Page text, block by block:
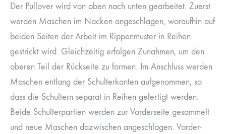
Der Pullover wird von oben nach unten gearbeitet. Zuerst
werden Maschen im Nacken angeschlagen, woraufhin auf
beiden Seiten der Arbeit im Rippenmuster in Reihen
gestrickt wird. Gleichzeitig erfolgen Zunahmen, um den
oberen Teil der Rückseite zu formen. Im Anschluss werden
Maschen entlang der Schulterkanten aufgenommen, so
dass die Schultern separat in Reihen gefertigt werden.
Beide Schulterpartien werden zur Vorderseite gesammelt
und neue Maschen dazwischen angeschlagen. Vorder-